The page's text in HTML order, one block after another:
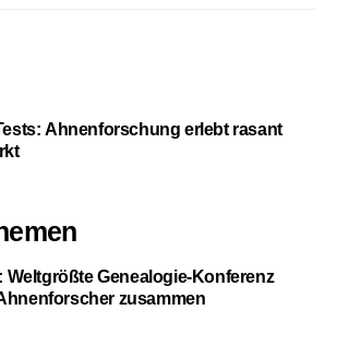
Ahnenforschung erlebt rasant
Weltgrößte Genealogie-Konferenz
zusammen